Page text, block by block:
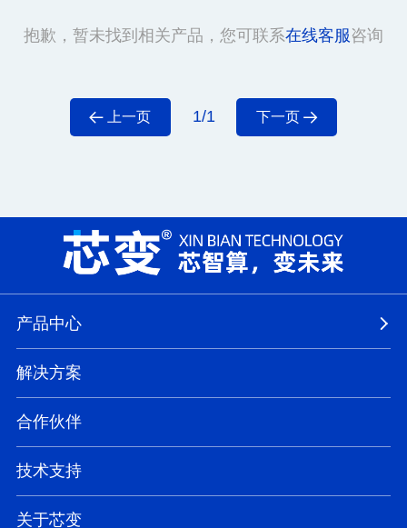
抱歉，暂未找到相关产品，您可联系在线客服 咨询
上一页 1/1 下一页
产品中心
解决方案
合作伙伴
技术支持
关于芯变